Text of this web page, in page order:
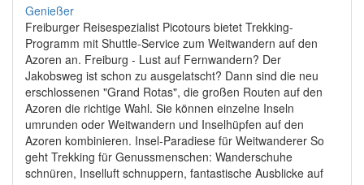
Freiburger Reisespezialist Picotours bietet Trekking-
Programm mit Shuttle-Service zum Weitwandern auf den
Azoren an. Freiburg - Lust auf Fernwandern? Der
Jakobsweg ist schon zu ausgelatscht? Dann sind die neu
erschlossenen "Grand Rotas", die großen Routen auf den
Azoren die richtige Wahl. Sie können einzelne Inseln
umrunden oder Weitwandern und Inselhüpfen auf den
Azoren kombinieren. Insel-Paradiese für Weitwanderer So
geht Trekking für Genussmenschen: Wanderschuhe
schnüren, Inselluft schnuppern, fantastische Ausblicke auf